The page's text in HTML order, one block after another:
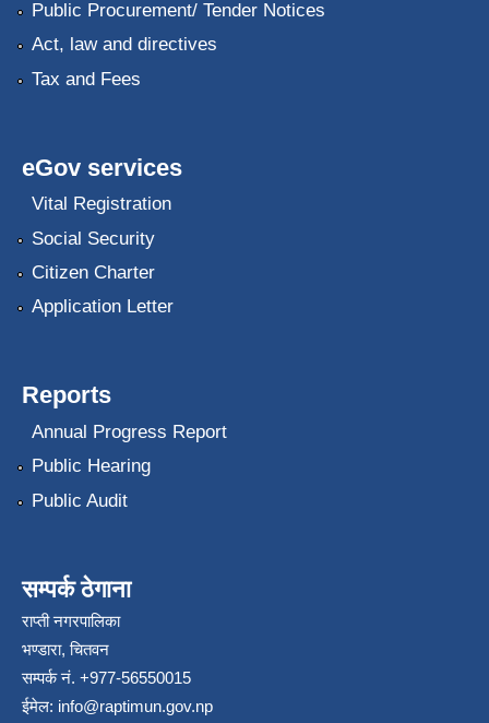
Public Procurement/ Tender Notices
Act, law and directives
Tax and Fees
eGov services
Vital Registration
Social Security
Citizen Charter
Application Letter
Reports
Annual Progress Report
Public Hearing
Public Audit
सम्पर्क ठेगाना
राप्ती नगरपालिका
भण्डारा, चितवन
सम्पर्क नं. +977-56550015
ईमेल: info@raptimun.gov.np